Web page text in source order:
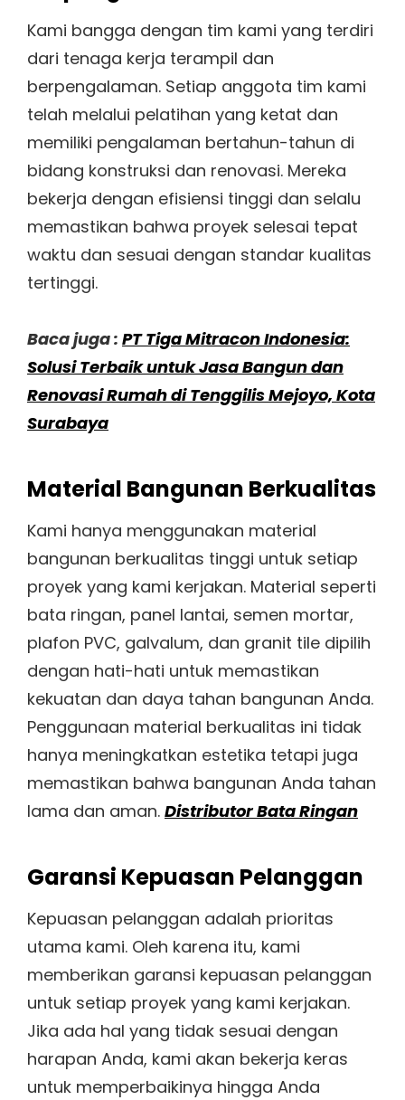
Kami bangga dengan tim kami yang terdiri
dari tenaga kerja terampil dan
berpengalaman. Setiap anggota tim kami
telah melalui pelatihan yang ketat dan
memiliki pengalaman bertahun-tahun di
bidang konstruksi dan renovasi. Mereka
bekerja dengan efisiensi tinggi dan selalu
memastikan bahwa proyek selesai tepat
waktu dan sesuai dengan standar kualitas
tertinggi.
Baca juga : PT Tiga Mitracon Indonesia:
Solusi Terbaik untuk Jasa Bangun dan
Renovasi Rumah di Tenggilis Mejoyo, Kota
Surabaya
Material Bangunan Berkualitas
Kami hanya menggunakan material
bangunan berkualitas tinggi untuk setiap
proyek yang kami kerjakan. Material seperti
bata ringan, panel lantai, semen mortar,
plafon PVC, galvalum, dan granit tile dipilih
dengan hati-hati untuk memastikan
kekuatan dan daya tahan bangunan Anda.
Penggunaan material berkualitas ini tidak
hanya meningkatkan estetika tetapi juga
memastikan bahwa bangunan Anda tahan
lama dan aman. Distributor Bata Ringan
Garansi Kepuasan Pelanggan
Kepuasan pelanggan adalah prioritas
utama kami. Oleh karena itu, kami
memberikan garansi kepuasan pelanggan
untuk setiap proyek yang kami kerjakan.
Jika ada hal yang tidak sesuai dengan
harapan Anda, kami akan bekerja keras
untuk memperbaikinya hingga Anda